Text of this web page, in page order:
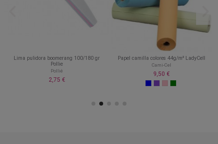
Lima pulidora boomerang 100/180 gr
Pollie
Pollié
2,75 €
Papel camilla colores 44g/m² LadyCell
Cami-Cel
9,50 €